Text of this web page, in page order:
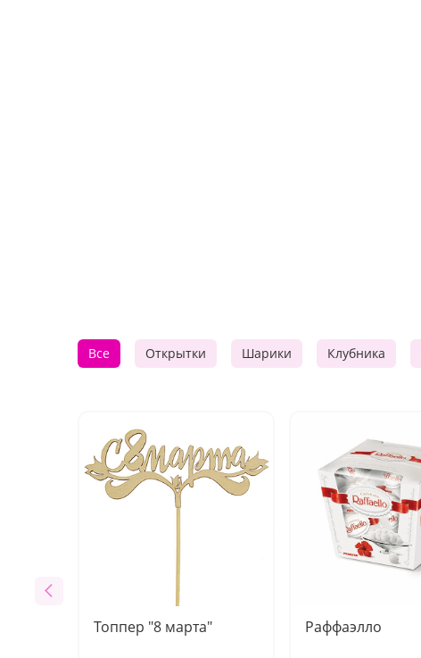
Все Открытки Шарики Клубника
Топпер "8 марта" Раффаэлло